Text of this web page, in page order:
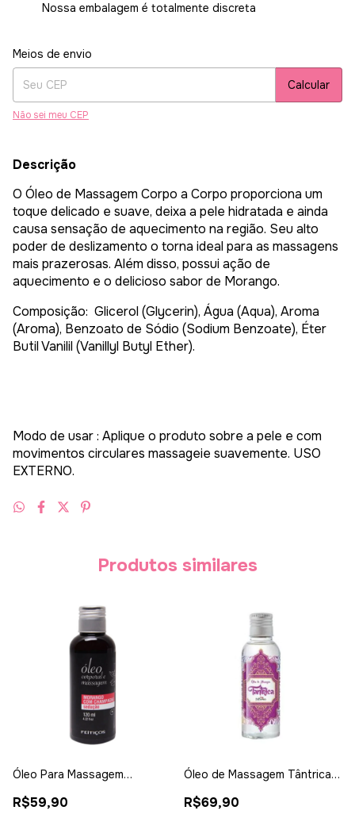
Nossa embalagem é totalmente discreta
Entregas para o CEP:
Meios de envio
Calcular
Não sei meu CEP
Descrição
O Óleo de Massagem Corpo a Corpo proporciona um
toque delicado e suave, deixa a pele hidratada e ainda
causa sensação de aquecimento na região. Seu alto
poder de deslizamento o torna ideal para as massagens
mais prazerosas. Além disso, possui ação de
aquecimento e o delicioso sabor de Morango.
Composição: Glicerol (Glycerin), Água (Aqua), Aroma
(Aroma), Benzoato de Sódio (Sodium Benzoate), Éter
Butil Vanilil (Vanillyl Butyl Ether).
Modo de usar : Aplique o produto sobre a pele e com
movimentos circulares massageie suavemente. USO
EXTERNO.
Produtos similares
Óleo Para Massagem
R$59,90
Óleo de Massagem Tântrica
R$69,90